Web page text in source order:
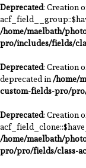
Deprecated: Creation
/home/maelbath/
pro/includes/fields/
Deprecated: Creation
deprecated in/home/
custom-fields-pro/
Deprecated: Creation
/home/maelbath/
pro/pro/fields/class-